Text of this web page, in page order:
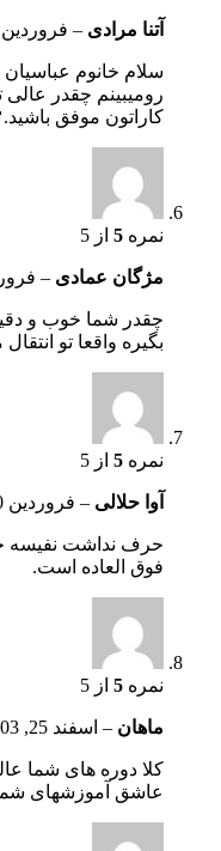
آتنا مرادی – فروردین 31, 1404
سلام خانوم
رو‌میبینم چقدر
کاراتون موفق
نمره 5 از 5
مژگان عمادی –
چقدر شما خوب و
بگیره واقعا تو
نمره 5 از 5
آوا حلالی – فروردین 10, 1404
حرف نداشت نفیسه
فوق العاده است.
نمره 5 از 5
ماهان – اسفند 25, 1403
کلا دوره های شما
عاشق آموزشهای شما